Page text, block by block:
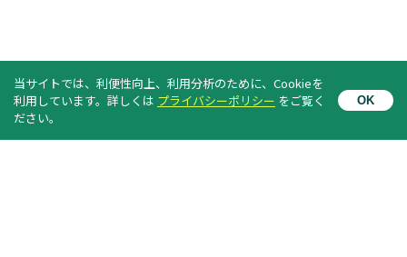
News Letter のご案内
メールアドレスを登録すると、
当サイトでは、利便性向上、利用分析のために、Cookieを
利用しています。詳しくは プライバシーポリシー をご覧く
ださい。
OK